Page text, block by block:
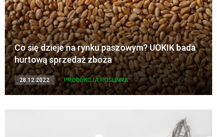
Co się dzieje na rynku paszowym? UOKIK bada
hurtową sprzedaż zboża
28.12.2022 PRODUKCJA ROŚLINNA